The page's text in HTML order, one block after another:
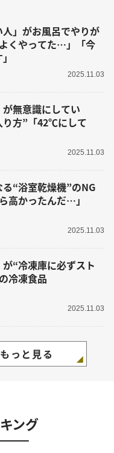
人」がお風呂でやりが
くやってた…」「今
2025.11.03
が無意識にしてい
り方”「42℃にして
2025.11.03
る“浴室乾燥機”のNG
高かったんだ…」
2025.11.03
が“冷凍庫に必ずスト
冷凍食品
2025.11.03
っと見る
ング